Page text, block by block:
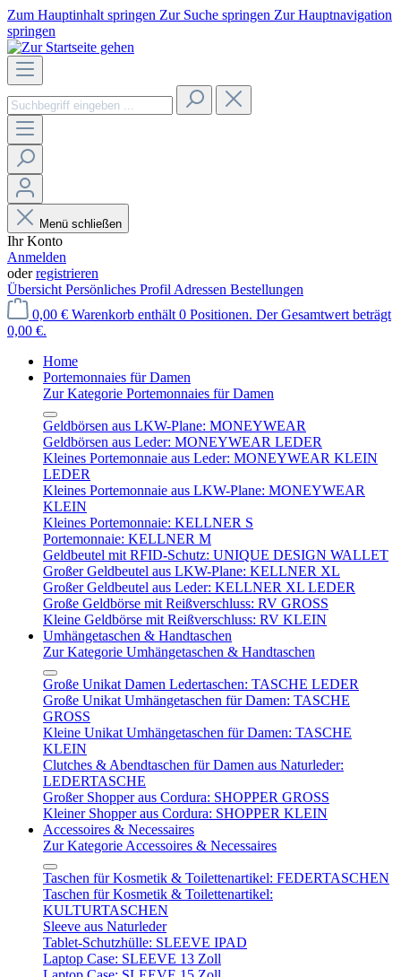
Zum Hauptinhalt springen Zur Suche springen Zur Hauptnavigation
springen
Menü schließen
Ihr Konto
Anmelden
oderregistrieren
Übersicht Persönliches Profil Adressen Bestellungen
0,00 € Warenkorb enthält 0 Positionen. Der Gesamtwert beträgt
0,00 €.
Home
Portemonnaies für Damen
Zur Kategorie Portemonnaies für Damen
Geldbörsen aus LKW-Plane: MONEYWEAR
Geldbörsen aus Leder: MONEYWEAR LEDER
Kleines Portemonnaie aus Leder: MONEYWEAR KLEIN
LEDER
Kleines Portemonnaie aus LKW-Plane: MONEYWEAR
KLEIN
Kleines Portemonnaie: KELLNER S
Portemonnaie: KELLNER M
Geldbeutel mit RFID-Schutz: UNIQUE DESIGN WALLET
Großer Geldbeutel aus LKW-Plane: KELLNER XL
Großer Geldbeutel aus Leder: KELLNER XL LEDER
Große Geldbörse mit Reißverschluss: RV GROSS
Kleine Geldbörse mit Reißverschluss: RV KLEIN
Umhängetaschen & Handtaschen
Zur Kategorie Umhängetaschen & Handtaschen
Große Unikat Damen Ledertaschen: TASCHE LEDER
Große Unikat Umhängetaschen für Damen: TASCHE
GROSS
Kleine Unikat Umhängetaschen für Damen: TASCHE
KLEIN
Clutches & Abendtaschen für Damen aus Naturleder:
LEDERTASCHE
Großer Shopper aus Cordura: SHOPPER GROSS
Kleiner Shopper aus Cordura: SHOPPER KLEIN
Accessoires & Necessaires
Zur Kategorie Accessoires & Necessaires
Taschen für Kosmetik & Toilettenartikel: FEDERTASCHEN
Taschen für Kosmetik & Toilettenartikel:
KULTURTASCHEN
Sleeve aus Naturleder
Tablet-Schutzhülle: SLEEVE IPAD
Laptop Case: SLEEVE 13 Zoll